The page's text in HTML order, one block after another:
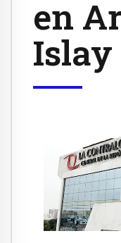
en
Islay